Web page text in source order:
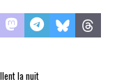
la nuit